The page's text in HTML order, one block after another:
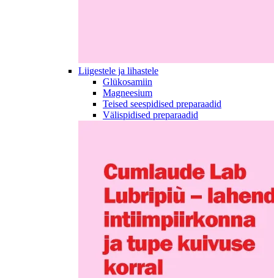
Liigestele ja lihastele
Glükosamiin
Magneesium
Teised seespidised preparaadid
Välispidised preparaadid